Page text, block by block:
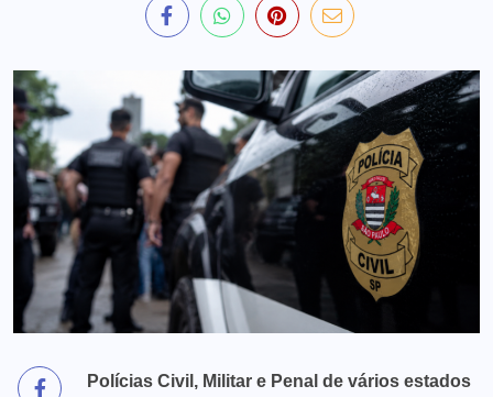
Polícias Civil, Militar e Penal de vários estados